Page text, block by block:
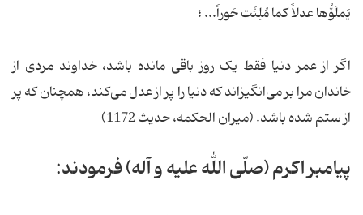
یَملَۆُها عدلاً کما مُلِئَت جَوراً... ؛
اگر از عمر دنیا فقط یک روز باقی مانده باشد، خداوند مردی از
خاندان مرا بر می‌انگیزاند که دنیا را پر از عدل می‌کند، همچنان که پر
از ستم شده باشد. (میزان الحکمه، حدیث 1172)
پیامبر اکرم (صلّی الله علیه و آله) فرمودند: